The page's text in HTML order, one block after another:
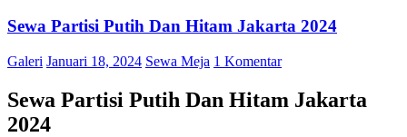
Sewa Partisi Putih Dan Hitam Jakarta 2024
Galeri Januari 18, 2024 Sewa Meja 1 Komentar
Sewa Partisi Putih Dan Hitam Jakarta
2024